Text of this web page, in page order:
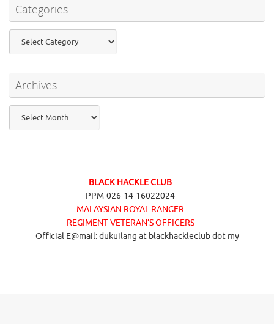
Categories
Archives
BLACK HACKLE CLUB
PPM-026-14-16022024
MALAYSIAN ROYAL RANGER
REGIMENT VETERAN’S OFFICERS
Official E@mail: dukuilang at blackhackleclub dot my